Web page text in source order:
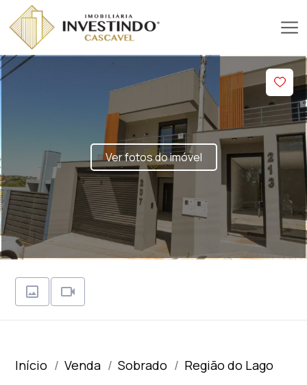
Ver fotos do imóvel
Início Venda Sobrado Região do Lago